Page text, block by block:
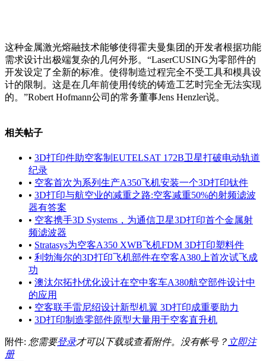
这种金属激光熔融技术能够使得霍夫曼集团的开发者根据功能
需求设计出极端复杂的几何外形。“LaserCUSING为零部件的
开发设定了全新的标准。使得制造过程完全不受工具和模具设
计的限制。这是在几年前使用传统的铸造工艺时完全无法实现
的。”Robert Hofmann公司的常务董事Jens Henzler说。
相关帖子
• 3D打印件助空客制EUTELSAT 172B卫星打破电动轨道
纪录
• 空客首次为系列生产A350飞机安装一个3D打印钛件
• 3D打印与航空业的减重之路:空客减重50%的射频滤波
器有答案
• 空客携手3D Systems，为通信卫星3D打印首个金属射
频滤波器
• Stratasys为空客A350 XWB飞机FDM 3D打印塑料件
• 利勃海尔的3D打印飞机部件在空客A380上首次试飞成
功
• 澳汰尔拓扑优化设计在空中客车A380航空部件设计中
的应用
• 空客联手雷尼绍设计新型机翼 3D打印成重要助力
• 3D打印制造零部件原型大量用于空客直升机
附件: 您需要登录才可以下载或查看附件。没有帐号？ 立即注
册